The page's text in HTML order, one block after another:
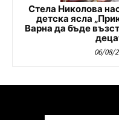
Стела Николова
детска ясла
Варна да бъде
06/08/